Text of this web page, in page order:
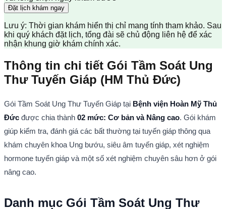
Đặt lịch khám ngay
Lưu ý: Thời gian khám hiển thị chỉ mang tính tham khảo. Sau
khi quý khách đặt lịch, tổng đài sẽ chủ động liên hệ để xác
nhận khung giờ khám chính xác.
Thông tin chi tiết Gói Tầm Soát Ung
Thư Tuyến Giáp (HM Thủ Đức)
Gói Tầm Soát Ung Thư Tuyến Giáp tại Bệnh viện Hoàn Mỹ Thủ
Đức được chia thành 02 mức: Cơ bản và Nâng cao. Gói khám
giúp kiểm tra, đánh giá các bất thường tại tuyến giáp thông qua
khám chuyên khoa Ung bướu, siêu âm tuyến giáp, xét nghiệm
hormone tuyến giáp và một số xét nghiệm chuyên sâu hơn ở gói
nâng cao.
Danh mục Gói Tầm Soát Ung Thư